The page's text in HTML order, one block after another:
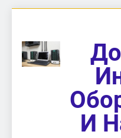
содержимому
И